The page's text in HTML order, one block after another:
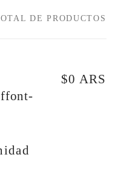
DE PRODUCTOS
$0 ARS